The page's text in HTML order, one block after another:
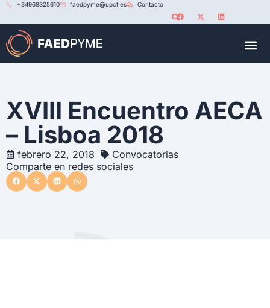
+34968325610 faedpyme@upct.es Contacto
XVIII Encuentro AECA
– Lisboa 2018
febrero 22, 2018
Convocatorias
Comparte en redes sociales